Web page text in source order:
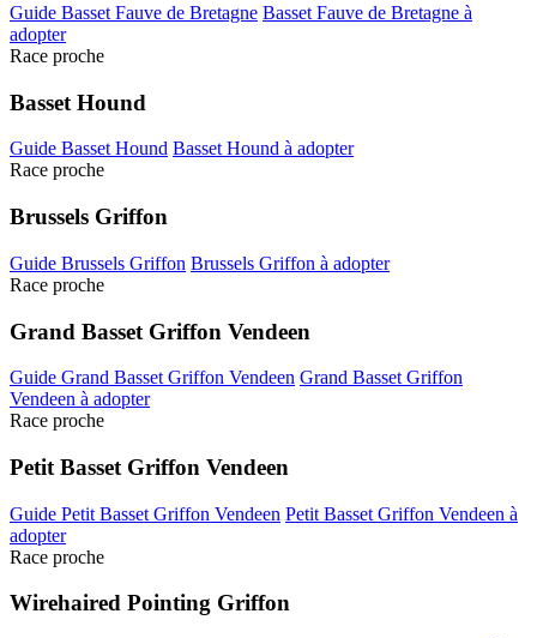
Guide Basset Fauve de Bretagne Basset Fauve de Bretagne à
adopter
Race proche
Basset Hound
Guide Basset Hound Basset Hound à adopter
Race proche
Brussels Griffon
Guide Brussels Griffon Brussels Griffon à adopter
Race proche
Grand Basset Griffon Vendeen
Guide Grand Basset Griffon Vendeen Grand Basset Griffon
Vendeen à adopter
Race proche
Petit Basset Griffon Vendeen
Guide Petit Basset Griffon Vendeen Petit Basset Griffon Vendeen à
adopter
Race proche
Wirehaired Pointing Griffon